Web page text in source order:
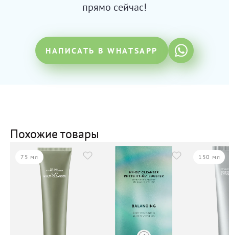
прямо сейчас!
НАПИСАТЬ В WHATSAPP
Похожие товары
75 мл 150 мл